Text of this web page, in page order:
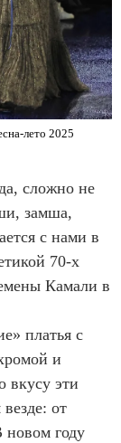
лето 2025
сложно не
замша,
с нами в
70-х
Камали в
платья с
и
вкусу эти
от
новом году